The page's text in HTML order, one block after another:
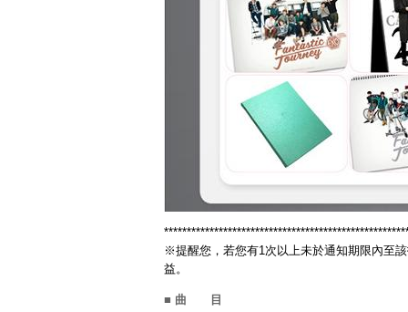
※提醒您，若您有1次以上未於通知期限內至
益。
■ 曲 目